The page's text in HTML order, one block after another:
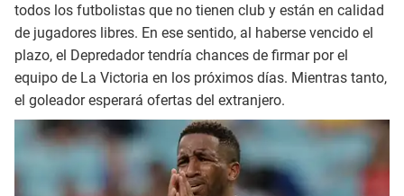
todos los futbolistas que no tienen club y están en calidad
de jugadores libres. En ese sentido, al haberse vencido el
plazo, el Depredador tendría chances de firmar por el
equipo de La Victoria en los próximos días. Mientras tanto,
el goleador esperará ofertas del extranjero.